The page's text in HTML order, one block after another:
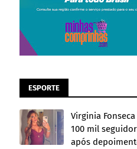
ESPORTE
Virginia
100 mil
após